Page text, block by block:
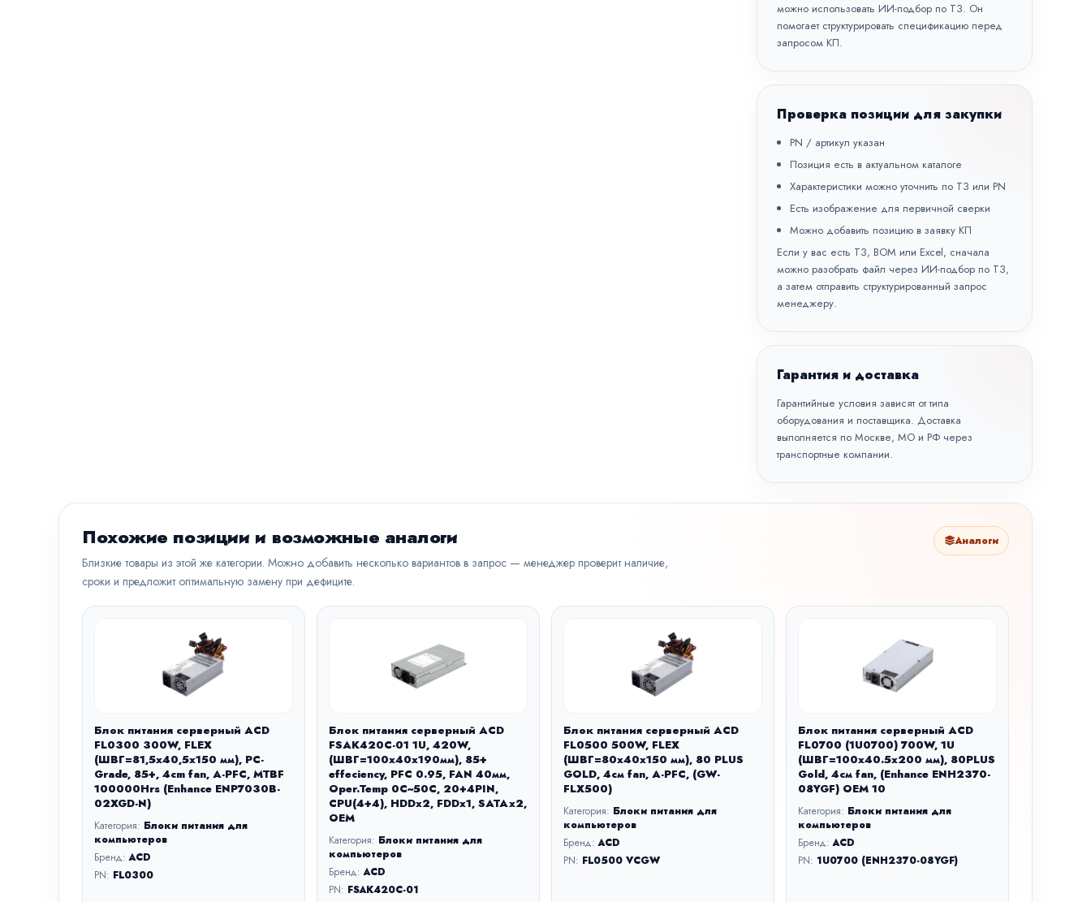
можно использовать ИИ-подбор по ТЗ. Он
помогает структурировать спецификацию перед
запросом КП.
Проверка позиции для закупки
PN / артикул указан
Позиция есть в актуальном каталоге
Характеристики можно уточнить по ТЗ или PN
Есть изображение для первичной сверки
Можно добавить позицию в заявку КП
Если у вас есть ТЗ, BOM или Excel, сначала
можно разобрать файл через ИИ-подбор по ТЗ,
а затем отправить структурированный запрос
менеджеру.
Гарантия и доставка
Гарантийные условия зависят от типа
оборудования и поставщика. Доставка
выполняется по Москве, МО и РФ через
транспортные компании.
Похожие позиции и возможные аналоги
Близкие товары из этой же категории. Можно добавить несколько вариантов в запрос — менеджер проверит наличие,
сроки и предложит оптимальную замену при дефиците.
Аналоги
Блок питания серверный ACD
FL0300 300W, FLEX
(ШВГ=81,5x40,5x150 мм), PC-
Grade, 85+, 4cm fan, A-PFC, MTBF
100000Hrs (Enhance ENP7030B-
02XGD-N)
Категория: Блоки питания для
компьютеров
Бренд:ACD
PN: FL0300
Блок питания серверный ACD
FSAK420C-01 1U, 420W,
(ШВГ=100x40x190мм), 85+
effeciency, PFC 0.95, FAN 40мм,
Oper.Temp 0C~50C, 20+4PIN,
CPU(4+4), HDDx2, FDDx1, SATAx2,
OEM
Категория: Блоки питания для
компьютеров
Бренд:ACD
PN: FSAK420C-01
Блок питания серверный ACD
FL0500 500W, FLEX
(ШВГ=80x40x150 мм), 80 PLUS
GOLD, 4см fan, A-PFC, (GW-
FLX500)
Категория: Блоки питания для
компьютеров
Бренд:ACD
PN: FL0500 VCGW
Блок питания серверный ACD
FL0700 (1U0700) 700W, 1U
(ШВГ=100x40.5x200 мм), 80PLUS
Gold, 4см fan, (Enhance ENH2370-
08YGF) OEM 10
Категория: Блоки питания для
компьютеров
Бренд:ACD
PN: 1U0700 (ENH2370-08YGF)